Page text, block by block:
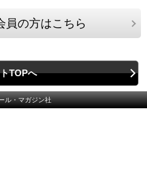
員の方はこちら
TOPへ
ル・マガジン社